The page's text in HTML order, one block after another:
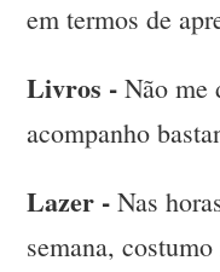
em termos de
Livros - Não me
acompanho
Lazer - Nas
semana,